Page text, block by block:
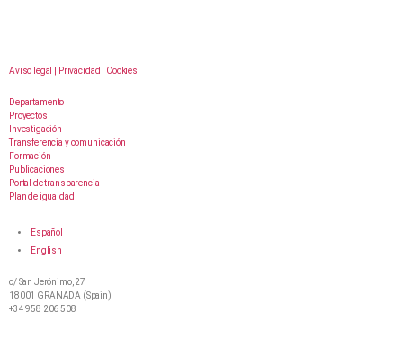
Aviso legal | Privacidad Cookies
Departamento
Proyectos
Investigación
Transferencia y comunicación
Formación
Publicaciones
Portal de transparencia
Plan de igualdad
Español
English
c/ San Jerónimo, 27
18001 GRANADA (Spain)
+34 958 206 508